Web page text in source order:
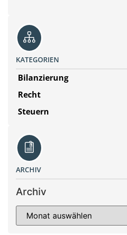
KATEGORIEN
Bilanzierung
Recht
Steuern
ARCHIV
Archiv